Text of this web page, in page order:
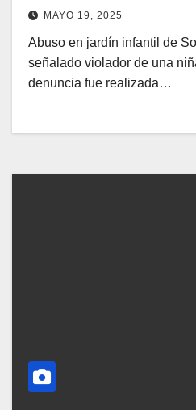
MAYO 19, 2025
Abuso en jardín infantil de
señalado violador de una
denuncia fue realizada…